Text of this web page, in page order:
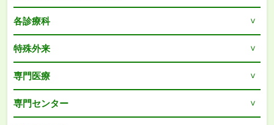
各診療科
特殊外来
専門医療
専門センター